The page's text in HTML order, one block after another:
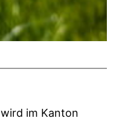
wird im Kanton